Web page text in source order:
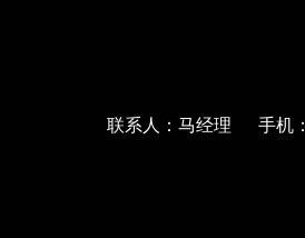
联系人：马经理 手机